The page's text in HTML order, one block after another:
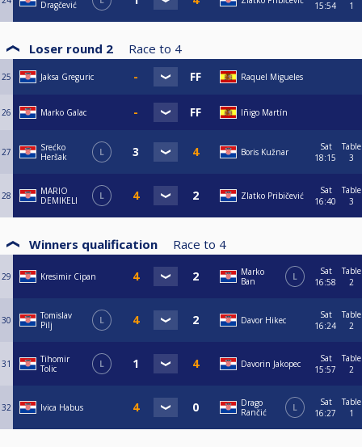
Dragčević
15:54
1
Loser round 2 Race to 4
25 Jaksa Greguric Raquel Migueles
26 Marko Galac Iñigo Martín
27
Srećko
Heršak
L Boris Kužnar
Sat
18:15
Table
3
28
MARIO
DEMIKELI
L Zlatko Pribičević
Sat
16:40
Table
3
Winners qualification Race to 4
29 Kresimir Cipan
Marko
Ban
L
Sat
16:58
Table
2
30
Tomislav
Pilj
L Davor Hikec
Sat
16:24
Table
2
31
Tihomir
Tolic
L Davorin Jakopec
Sat
15:57
Table
2
32 Ivica Habus
Drago
Rančić
L
Sat
16:27
Table
1